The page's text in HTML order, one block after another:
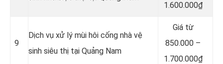
1.600.000₫
9
Dịch vụ xử lý mùi hôi cống nhà vệ
sinh siêu thị tại Quảng Nam
Giá từ
850.000 –
1.700.000₫